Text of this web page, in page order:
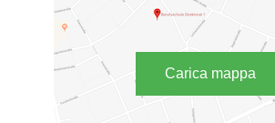
Carica mappa